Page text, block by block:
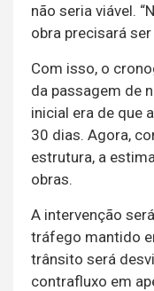
não seria viável.
obra precisará
Com isso, o
da passagem de
inicial era de que
30 dias. Agora,
estrutura, a
obras.
A intervenção
tráfego mantido
trânsito será
contrafluxo em